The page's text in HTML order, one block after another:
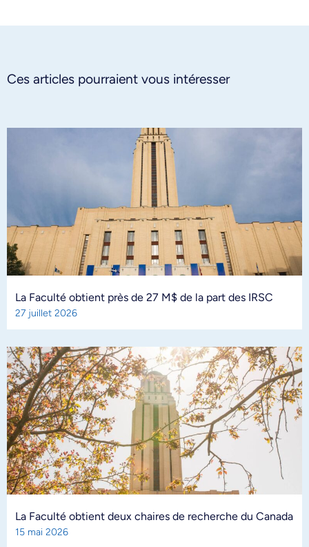
Ces articles pourraient vous intéresser
La Faculté obtient près de 27 M$ de la part des IRSC
27 juillet 2026
La Faculté obtient deux chaires de recherche du Canada
15 mai 2026